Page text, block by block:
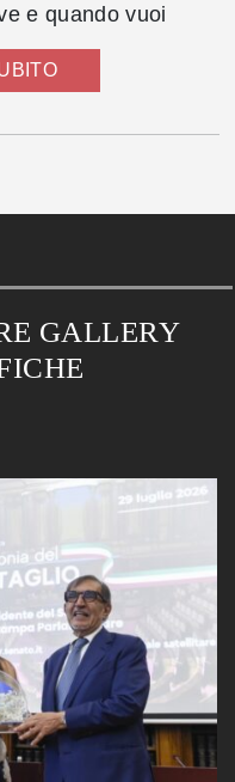
e quando vuoi
GALLERY